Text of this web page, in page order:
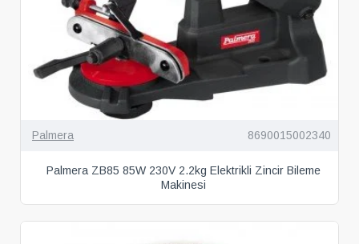
Palmera 8690015002340
Palmera ZB85 85W 230V 2.2kg Elektrikli Zincir Bileme
Makinesi